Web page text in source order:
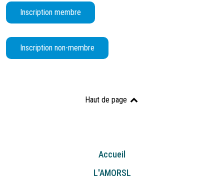
Inscription membre
Inscription non-membre
Haut de page
Accueil
L'AMORSL